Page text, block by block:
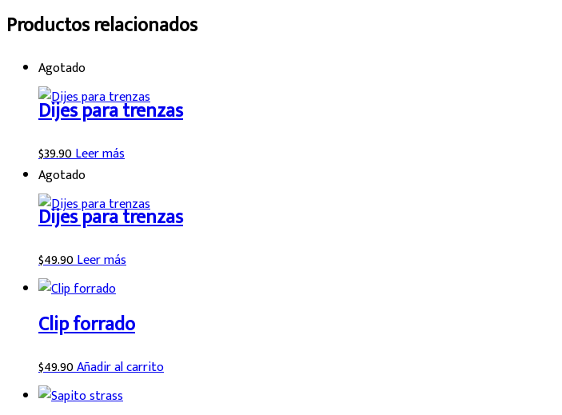
Productos relacionados
Agotado
Dijes para trenzas
$39.90Leer más
Agotado
Dijes para trenzas
$49.90Leer más
Clip forrado
$49.90Añadir al carrito